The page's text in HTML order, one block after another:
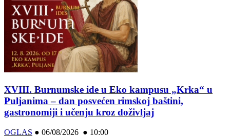
XVIII. Burnumske ide u Eko kampusu „Krka“ u
Puljanima – dan posvećen rimskoj baštini,
gastronomiji i učenju kroz doživljaj
OGLAS ● 06/08/2026 ● 10:00